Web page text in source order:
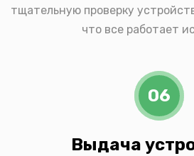
тщательную проверку
что все работает
06
Выдача